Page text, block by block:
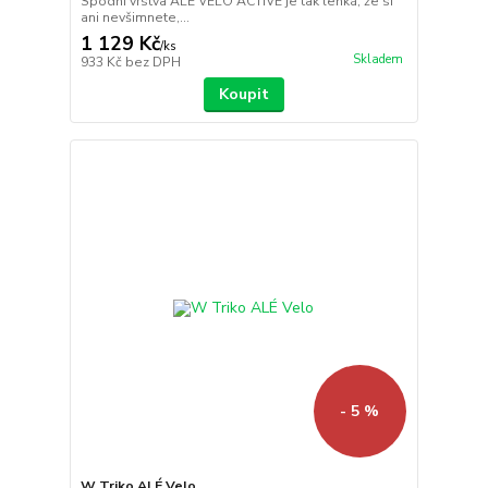
ani nevšimnete,...
1 129 Kč/ks
933 Kč bez DPH Skladem
Koupit
- 5 %